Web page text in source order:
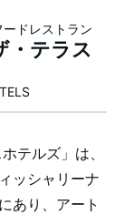
ドレストラン
・テラス
テルズ」は、
ッシャリーナ
あり、アート